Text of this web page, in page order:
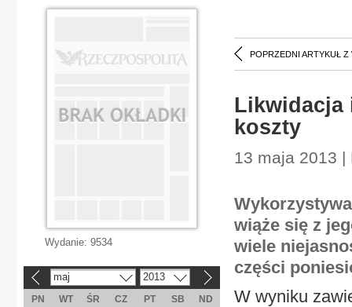
POPRZEDNI ARTYKUŁ Z
Likwidacja
koszty
13 maja 2013 |
wiąże się z
wiele
części
W wyniku
Wydanie: 9534
maj 2013
PN WT ŚR CZ PT SB
ND